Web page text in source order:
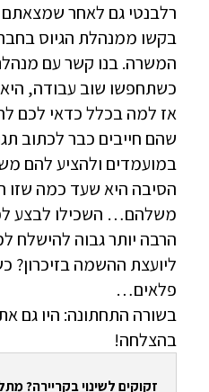
רלבנטי גם לאחר
בקשו ממנהלת הגיוס
כשתחפשו שוב עבודה,
אז למה בכלל כדאי לכם
שהם חייבים כבר לכתוב
במועמדים ולהציע להם
הסיבה היא שעד כמה שזו
משלהם… השכילו לבצע
הרבה יותר גבוה
ליועצת ההשמה בזיכרון?
פלאים…
בשורה התחתונה: היו גם
בהצלחה!
זקוקים לשינוי בקריירה?